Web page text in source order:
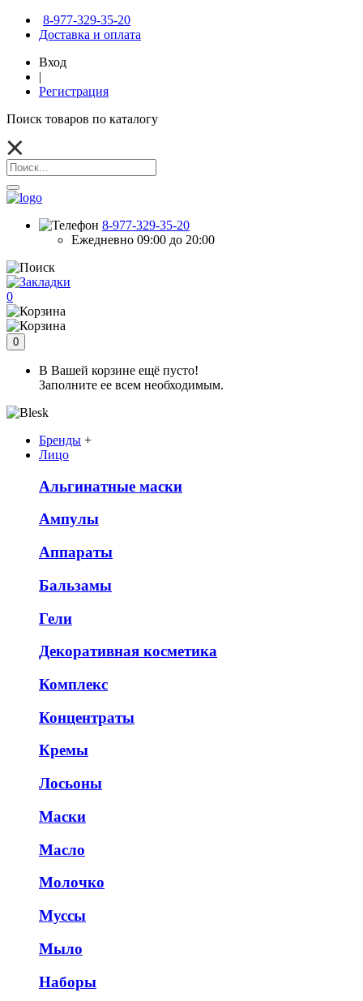
8-977-329-35-20
Доставка и оплата
Вход
|
Регистрация
Поиск товаров по каталогу
8-977-329-35-20
Ежедневно 09:00 до 20:00
0
0
В Вашей корзине ещё пусто!
Заполните ее всем необходимым.
Бренды +
Лицо
Альгинатные маски
Ампулы
Аппараты
Бальзамы
Гели
Декоративная косметика
Комплекс
Концентраты
Кремы
Лосьоны
Маски
Масло
Молочко
Муссы
Мыло
Наборы